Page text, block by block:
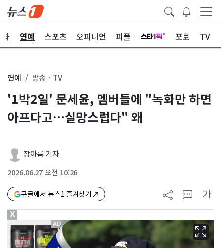
화 연예 스포츠 오피니언 피플 포토 TV
연예 방송ㆍTV
'1박2일' 문세윤, 멤버들에 "녹화만 하면
아프다고…실망스럽다" 왜
장아름 기자
2026.06.27 오전 10:26
구글에서 뉴스1 즐겨찾기 가
X